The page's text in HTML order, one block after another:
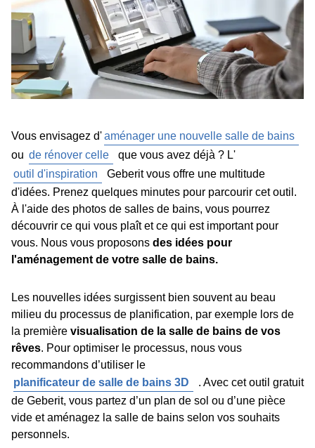
Vous envisagez d'aménager une nouvelle salle de bains
ou de rénover celle
que vous avez déjà ? L'
outil d'inspiration
Geberit vous offre une multitude
d'idées. Prenez quelques minutes pour parcourir cet outil.
À l'aide des photos de salles de bains, vous pourrez
découvrir ce qui vous plaît et ce qui est important pour
vous. Nous vous proposons des idées pour
l'aménagement de votre salle de bains.
Les nouvelles idées surgissent bien souvent au beau
milieu du processus de planification, par exemple lors de
la première visualisation de la salle de bains de vos
rêves. Pour optimiser le processus, nous vous
recommandons d’utiliser le
planificateur de salle de bains 3D
. Avec cet outil gratuit
de Geberit, vous partez d’un plan de sol ou d’une pièce
vide et aménagez la salle de bains selon vos souhaits
personnels.